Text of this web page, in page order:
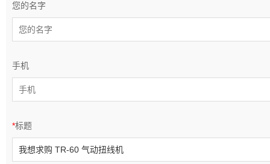
您的名字
手机
*标题